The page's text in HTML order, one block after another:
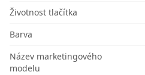
Životnost tlačítka
Barva
Název marketingového
modelu